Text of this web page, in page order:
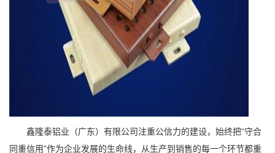
鑫隆泰铝业（广东）有限公司注重公信力的建设，始终把“守合
同重信用”作为企业发展的生命线，从生产到销售的每一个环节都重